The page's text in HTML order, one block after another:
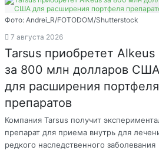
Фото: Andrei_R/FOTODOM/Shutterstock
7 августа 2026
Tarsus приобретет Alkeus
за 800 млн долларов США
для расширения портфеля
препаратов
Компания Tarsus получит
препарат для приема внутрь для
редкого наследственного заболевания